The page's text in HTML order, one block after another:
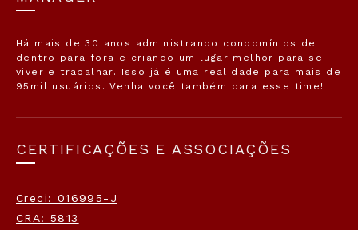
Há mais de 30 anos administrando condomínios de
dentro para fora e criando um lugar melhor para se
viver e trabalhar. Isso já é uma realidade para mais de
95mil usuários. Venha você também para esse time!
CERTIFICAÇÕES E ASSOCIAÇÕES
Creci: 016995-J
CRA: 5813